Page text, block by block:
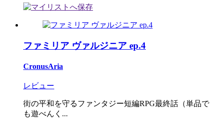
ファミリア ヴァルジニア ep.4
CronusAria
レビュー
街の平和を守るファンタジー短編RPG最終話（単品で
も遊べんく...